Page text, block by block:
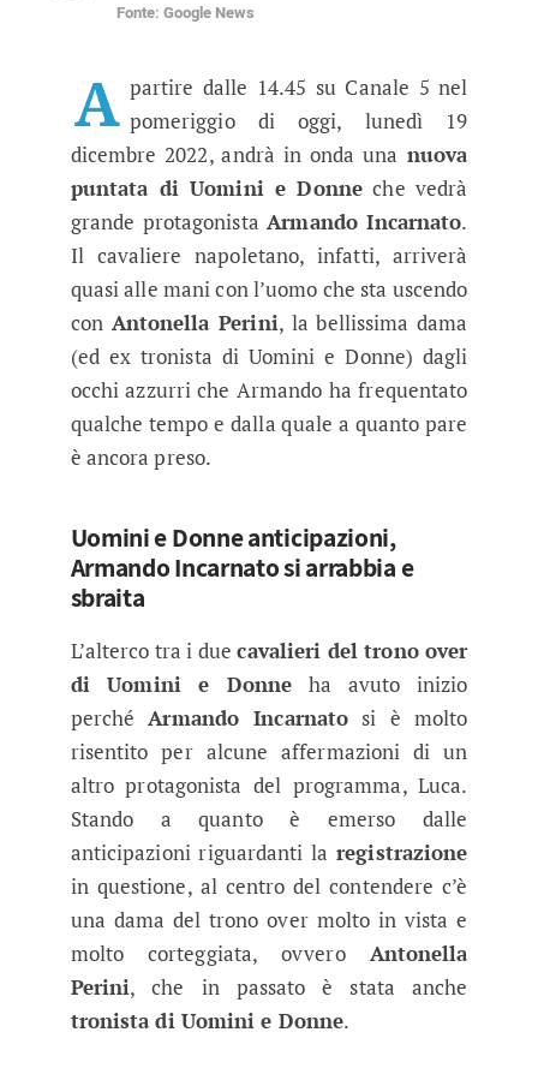
Fonte: Google News
Uomini e Donne, anticipazioni
A partire dalle 14.45 su Canale 5 nel
pomeriggio di oggi, lunedì 19
dicembre 2022, andrà in onda una nuova
puntata di Uomini e Donne che vedrà
grande protagonistaArmando Incarnato.
Il cavaliere napoletano, infatti, arriverà
quasi alle mani con l’uomo che sta uscendo
con Antonella Perini, la bellissima dama
(ed ex tronista di Uomini e Donne) dagli
occhi azzurri che Armando ha frequentato
qualche tempo e dalla quale a quanto pare
è ancora preso.
Uomini e Donne anticipazioni,
Armando Incarnato si arrabbia e
sbraita
L’alterco tra i duecavalieri del trono over
di Uomini e Donne ha avuto inizio
perchéArmando Incarnato si è molto
risentito per alcune affermazioni di un
altro protagonista del programma, Luca.
Stando a quanto è emerso dalle
anticipazioni riguardanti laregistrazione
in questione, al centro del contendere c’è
una dama del trono over molto in vista e
molto corteggiata, ovvero Antonella
Perini, che in passato è stata anche
tronista di Uomini e Donne.